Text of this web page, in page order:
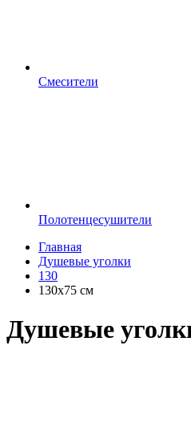
Смесители
Полотенцесушители
Главная
Душевые уголки
130
130х75 см
Душевые